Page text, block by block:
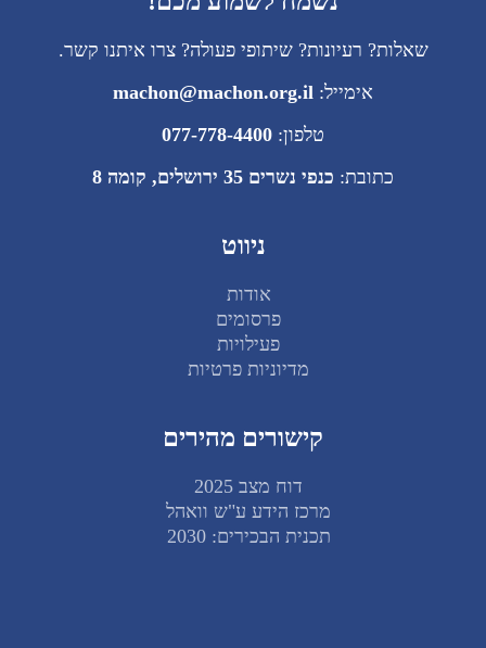
שאלות? רעיונות? שיתופי פעולה? צרו איתנו קשר.
אימייל: machon@machon.org.il
טלפון: 077-778-4400
כתובת: כנפי נשרים 35 ירושלים, קומה 8
ניווט
אודות
פרסומים
פעילויות
מדיוניות פרטיות
קישורים מהירים
דוח מצב 2025
מרכז הידע ע"ש וואהל
תכנית הבכירים: 2030